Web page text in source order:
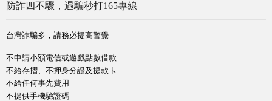
防詐四不驟，遇騙秒打165專線
台灣詐騙多，請務必提高警覺
不申請小額電信或遊戲點數借款
不給存摺、不押身分證及提款卡
不給任何事先費用
不提供手機驗證碼